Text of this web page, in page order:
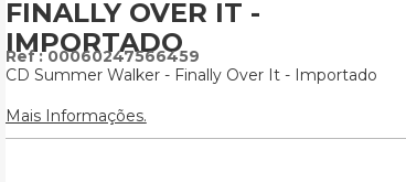
FINALLY OVER IT -
IMPORTADO
:00060247566459
CD Summer Walker - Finally Over It - Importado
Mais Informações.